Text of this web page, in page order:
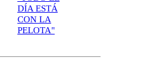
DÍA ESTÁ
CON LA
PELOTA"